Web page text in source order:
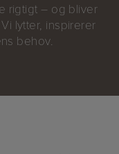
rigtigt – og bliver
lytter, inspirerer
behov.